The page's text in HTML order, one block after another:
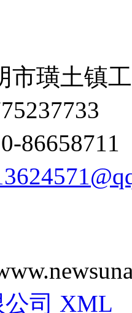
市璜土镇
86658711
司 XML